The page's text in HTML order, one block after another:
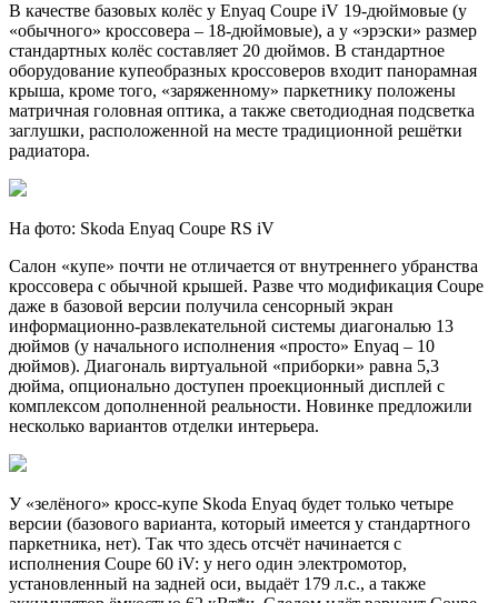
В качестве базовых колёс у Enyaq Coupe iV 19-дюймовые (у
«обычного» кроссовера – 18-дюймовые), а у «эрэски» размер
стандартных колёс составляет 20 дюймов. В стандартное
оборудование купеобразных кроссоверов входит панорамная
крыша, кроме того, «заряженному» паркетнику положены
матричная головная оптика, а также светодиодная подсветка
заглушки, расположенной на месте традиционной решётки
радиатора.
На фото: Skoda Enyaq Coupe RS iV
Салон «купе» почти не отличается от внутреннего убранства
кроссовера с обычной крышей. Разве что модификация Coupe
даже в базовой версии получила сенсорный экран
информационно-развлекательной системы диагональю 13
дюймов (у начального исполнения «просто» Enyaq – 10
дюймов). Диагональ виртуальной «приборки» равна 5,3
дюйма, опционально доступен проекционный дисплей с
комплексом дополненной реальности. Новинке предложили
несколько вариантов отделки интерьера.
У «зелёного» кросс-купе Skoda Enyaq будет только четыре
версии (базового варианта, который имеется у стандартного
паркетника, нет). Так что здесь отсчёт начинается с
исполнения Coupe 60 iV: у него один электромотор,
установленный на задней оси, выдаёт 179 л.с., а также